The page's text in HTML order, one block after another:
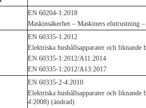
EN 60204-1:2018
Maskinsäkerhet – Maskiners
EN 60335-1:2012
Elektriska hushållsapparater och
EN 60335-1:2012/A11:2014
EN 60335-1:2012/A13:2017
EN 60335-2-4:2010
Elektriska hushållsapparater och
4:2008) (ändrad)